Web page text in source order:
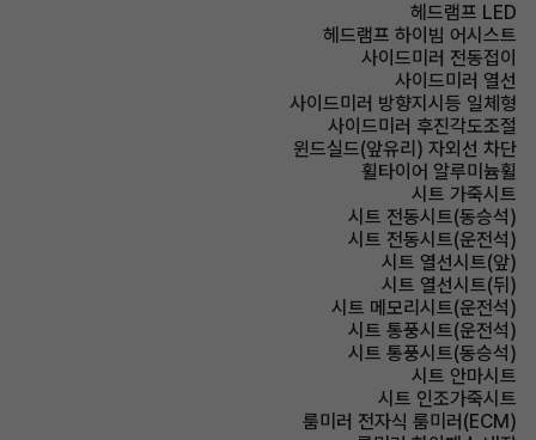
헤드램프 LED
헤드램프 하이빔 어시스트
사이드미러 전동접이
사이드미러 열선
사이드미러 방향지시등 일체형
사이드미러 후진각도조절
윈드실드(앞유리) 자외선 차단
휠타이어 알루미늄휠
시트 가죽시트
시트 전동시트(동승석)
시트 전동시트(운전석)
시트 열선시트(앞)
시트 열선시트(뒤)
시트 메모리시트(운전석)
시트 통풍시트(운전석)
시트 통풍시트(동승석)
시트 안마시트
시트 인조가죽시트
룸미러 전자식 룸미러(ECM)